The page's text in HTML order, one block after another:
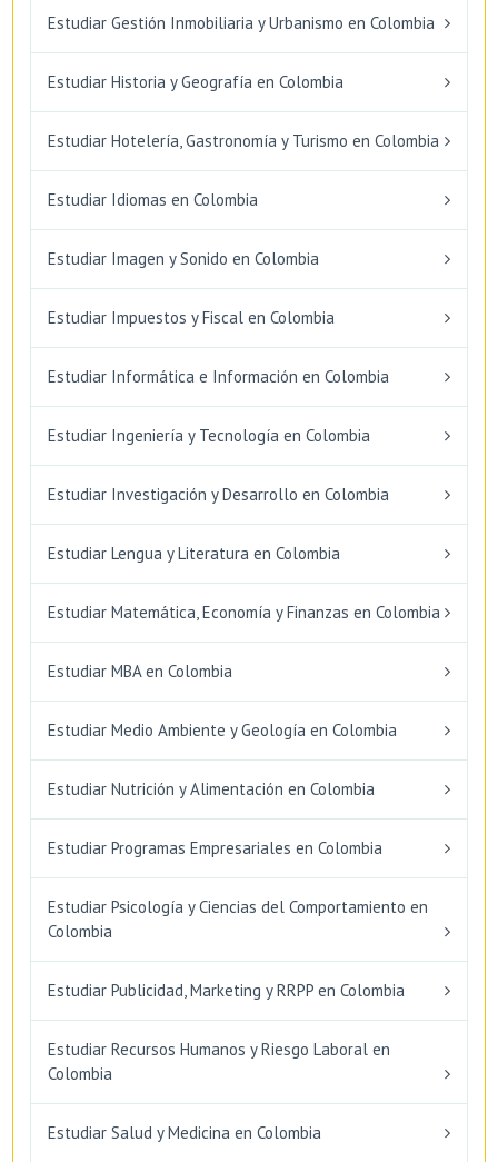
Estudiar Gestión Inmobiliaria y Urbanismo en Colombia
Estudiar Historia y Geografía en Colombia
Estudiar Hotelería, Gastronomía y Turismo en Colombia
Estudiar Idiomas en Colombia
Estudiar Imagen y Sonido en Colombia
Estudiar Impuestos y Fiscal en Colombia
Estudiar Informática e Información en Colombia
Estudiar Ingeniería y Tecnología en Colombia
Estudiar Investigación y Desarrollo en Colombia
Estudiar Lengua y Literatura en Colombia
Estudiar Matemática, Economía y Finanzas en Colombia
Estudiar MBA en Colombia
Estudiar Medio Ambiente y Geología en Colombia
Estudiar Nutrición y Alimentación en Colombia
Estudiar Programas Empresariales en Colombia
Estudiar Psicología y Ciencias del Comportamiento en
Colombia
Estudiar Publicidad, Marketing y RRPP en Colombia
Estudiar Recursos Humanos y Riesgo Laboral en
Colombia
Estudiar Salud y Medicina en Colombia